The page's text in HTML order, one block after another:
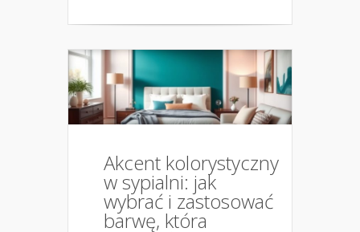
Akcent kolorystyczny
w sypialni: jak
wybrać i zastosować
barwę, która